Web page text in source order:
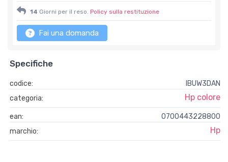
14 Giorni per il reso. Policy sulla restituzione
Fai una domanda
Specifiche
codice:
IBUW3DAN
categoria:
Hp colore
ean:
0700443228800
marchio:
Hp